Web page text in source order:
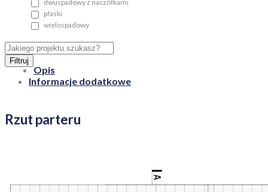
dwuspadowy z naczółkami
płaski
wielospadowy
Filtruj
Opis
Informacje dodatkowe
Rzut parteru